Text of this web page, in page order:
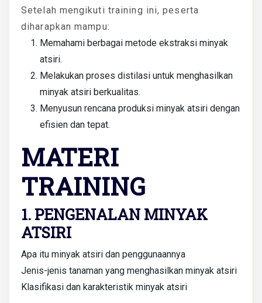
Setelah mengikuti training ini, peserta
diharapkan mampu:
Memahami berbagai metode ekstraksi minyak
atsiri.
Melakukan proses distilasi untuk menghasilkan
minyak atsiri berkualitas.
Menyusun rencana produksi minyak atsiri dengan
efisien dan tepat.
MATERI
TRAINING
1. PENGENALAN MINYAK
ATSIRI
Apa itu minyak atsiri dan penggunaannya
Jenis-jenis tanaman yang menghasilkan minyak atsiri
Klasifikasi dan karakteristik minyak atsiri